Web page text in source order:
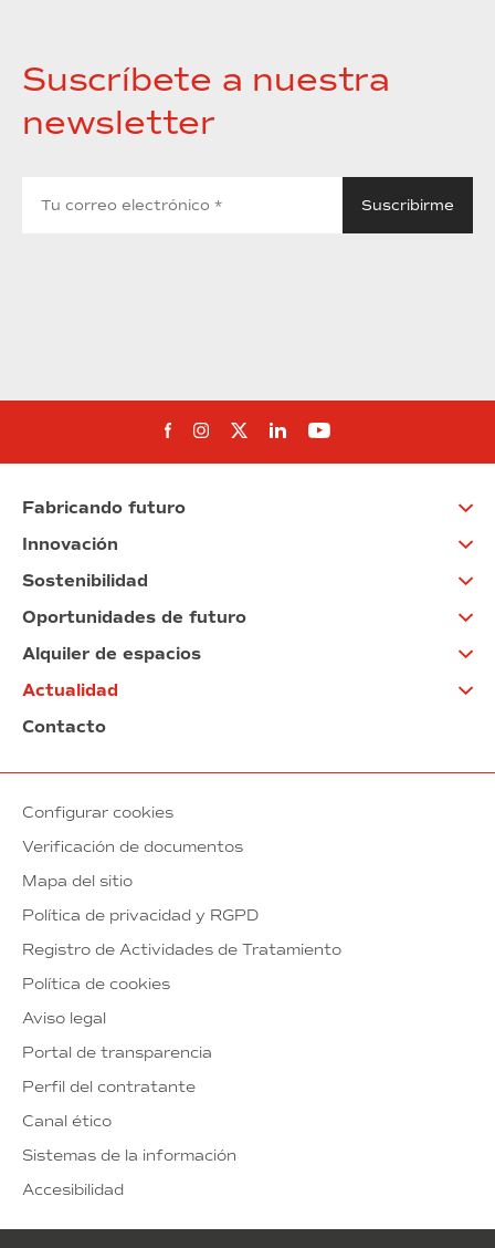
Suscríbete a nuestra
newsletter
Síguenos en Facebook
Síguenos en Instagram
Síguenos en Twitter
Síguenos en Linkedin
Síguenos en
Fabricando futuro
Innovación
Sostenibilidad
Oportunidades de futuro
Alquiler de espacios
Actualidad
Contacto
Configurar cookies
Verificación de documentos
Mapa del sitio
Política de privacidad y RGPD
Registro de Actividades de Tratamiento
Política de cookies
Aviso legal
Portal de transparencia
Perfil del contratante
Canal ético
Sistemas de la información
Accesibilidad